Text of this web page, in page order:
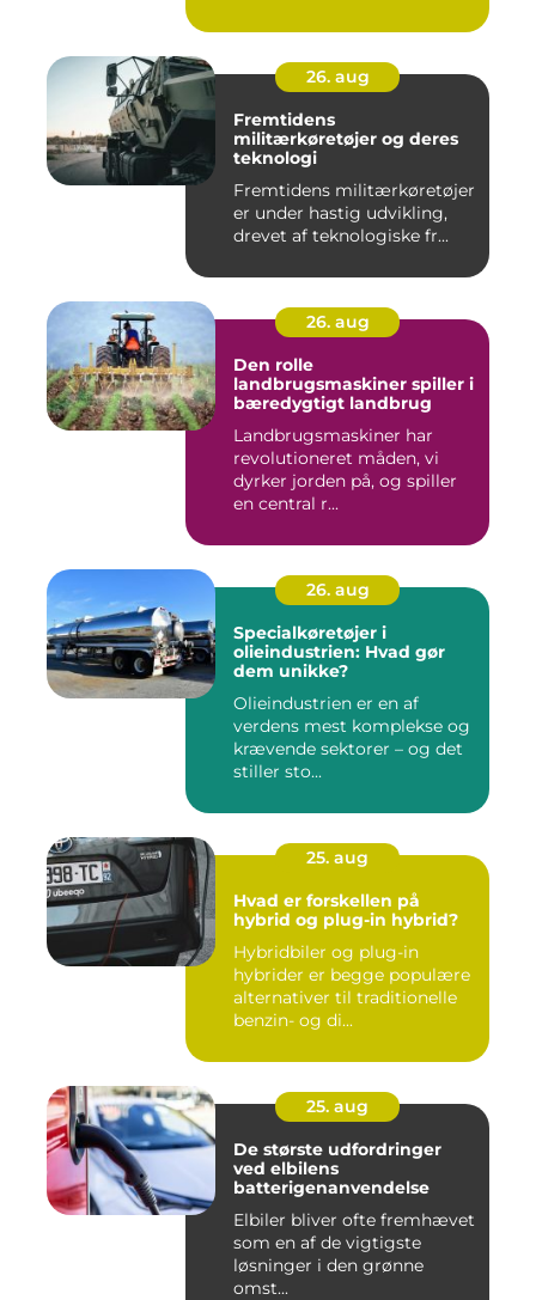
26. aug
Fremtidens
militærkøretøjer og deres
teknologi
Fremtidens militærkøretøjer
er under hastig udvikling,
drevet af teknologiske fr...
26. aug
Den rolle
landbrugsmaskiner spiller i
bæredygtigt landbrug
Landbrugsmaskiner har
revolutioneret måden, vi
dyrker jorden på, og spiller
en central r...
26. aug
Specialkøretøjer i
olieindustrien: Hvad gør
dem unikke?
Olieindustrien er en af
verdens mest komplekse og
krævende sektorer – og det
stiller sto...
25. aug
Hvad er forskellen på
hybrid og plug-in hybrid?
Hybridbiler og plug-in
hybrider er begge populære
alternativer til traditionelle
benzin- og di...
25. aug
De største udfordringer
ved elbilens
batterigenanvendelse
Elbiler bliver ofte fremhævet
som en af de vigtigste
løsninger i den grønne
omst...